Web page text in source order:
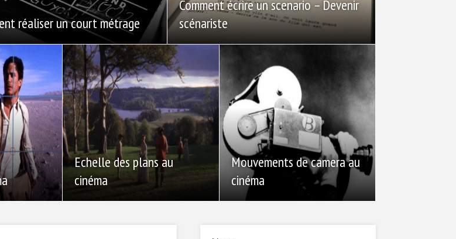
réaliser un court métrage
Comment écrire un scenario – Devenir
scénariste
Echelle des plans au
cinéma
Mouvements de camera au
cinéma